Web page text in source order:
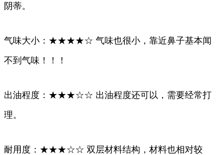
阴蒂。
气味大小：★★★★☆ 气味也很小，靠近鼻子基本闻
不到气味！！！
出油程度：★★★☆☆ 出油程度还可以，需要经常打
理。
耐用度：★★★☆☆ 双层材料结构，材料也相对较